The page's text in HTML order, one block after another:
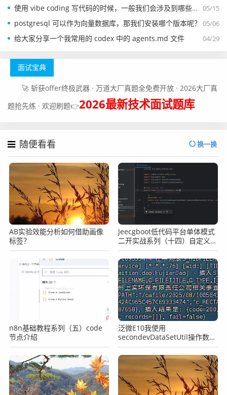
05/15
使用 vibe coding 写代码的时候，一般我们会涉及到哪些提示词？
05/06
postgresql 可以作为向量数据库，那我们安装哪个版本呢？
04/29
给大家分享一个我常用的 codex 中的 agents.md 文件
面试宝典
🚀 斩获offer终极武器 · 万道大厂真题全免费开放 · 2026大厂真
题抢先练 · 欢迎刷题👉2026最新技术面试题库
随便看看 换一换
AB实验效能分析如何借助画像
标签？
Jeecgboot低代码平台单体模式
二开实战系列（十四）自定义开
发定时任务
n8n基础教程系列（五）code
节点介绍
泛微E10我使用
secondevDataSetUtil操作数据
库一直提示租户为空，查询失败
怎么办？